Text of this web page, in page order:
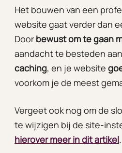
Het bouwen van een
website gaat verder dan
Door bewust om te gaan
aandacht te besteden aan
caching, en je website
voorkom je de meest
Vergeet ook nog om de
te wijzigen bij de site-
hierover meer in dit artikel.